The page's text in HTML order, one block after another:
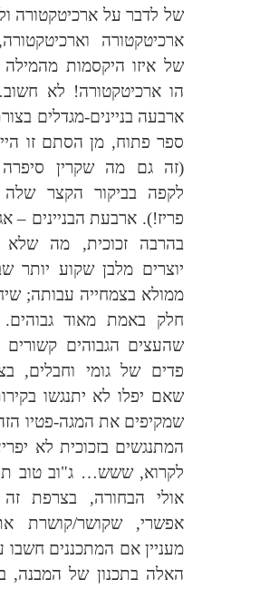
של לדבר על ארכיטקטורה
ארכיטקטורה
של איזו היקסמות
הו ארכיטקטורה! לא
ארבעה בניינים-מגדלים
ספר פתוח, מן הסתם זו
(זה גם מה שקרין סיפרה
לקפה בביקור הקצר שלה
פריז!). ארבעת הבניינים –
בהרבה זכוכית, מה
יוצרים מלבן שקוע יותר
ממולא בצמחייה עבותה;
חלק באמת מאוד
שהעצים הגבוהים קשורים
פדים של גומי וחבלים,
שאם יפלו לא יתנגשו
שמקיפים את המגה-פטיו
המתנגשים בזכוכית לא
לקרוא, ששש… ג"וב טוב
אולי הבחורה, בצרפת זה
אפשרי, שקושר/קושרת
מעניין אם המתכננים חשבו
האלה בתכנון של המבנה,